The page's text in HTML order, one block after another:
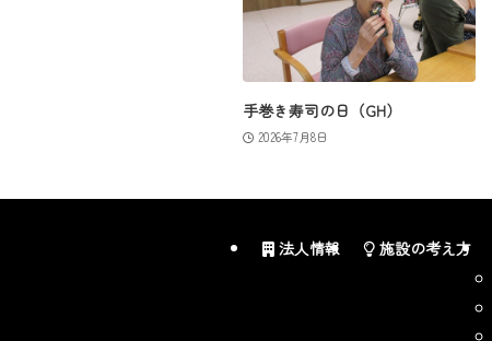
手巻き寿司の日（GH）
2026年7月8日
法人情報 施設の考え方